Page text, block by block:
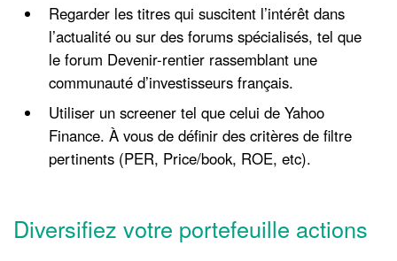
Regarder les titres qui suscitent l’intérêt dans
l’actualité ou sur des forums spécialisés, tel que
le forum Devenir-rentier rassemblant une
communauté d’investisseurs français.
Utiliser un screener tel que celui de Yahoo
Finance. À vous de définir des critères de filtre
pertinents (PER, Price/book, ROE, etc).
Diversifiez votre portefeuille actions